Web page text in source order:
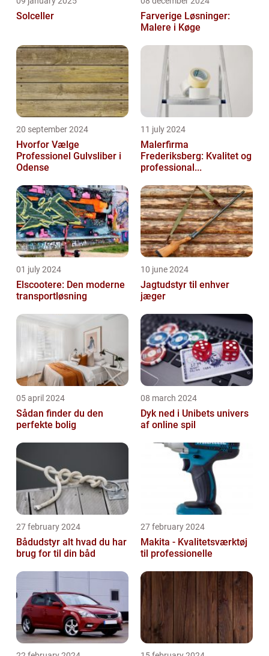
Solceller
Farverige Løsninger:
Malere i Køge
20 september 2024
Hvorfor Vælge
Professionel Gulvsliber i
Odense
11 july 2024
Malerfirma
Frederiksberg: Kvalitet og
professional...
01 july 2024
Elscootere: Den moderne
transportløsning
10 june 2024
Jagtudstyr til enhver
jæger
05 april 2024
Sådan finder du den
perfekte bolig
08 march 2024
Dyk ned i Unibets univers
af online spil
27 february 2024
Bådudstyr alt hvad du har
brug for til din båd
27 february 2024
Makita - Kvalitetsværktøj
til professionelle